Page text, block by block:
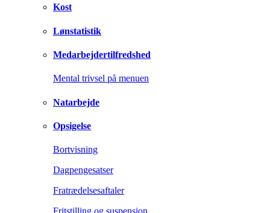
Kost
Lønstatistik
Medarbejdertilfredshed
Mental trivsel på menuen
Natarbejde
Opsigelse
Bortvisning
Dagpengesatser
Fratrædelsesaftaler
Fritstilling og suspension